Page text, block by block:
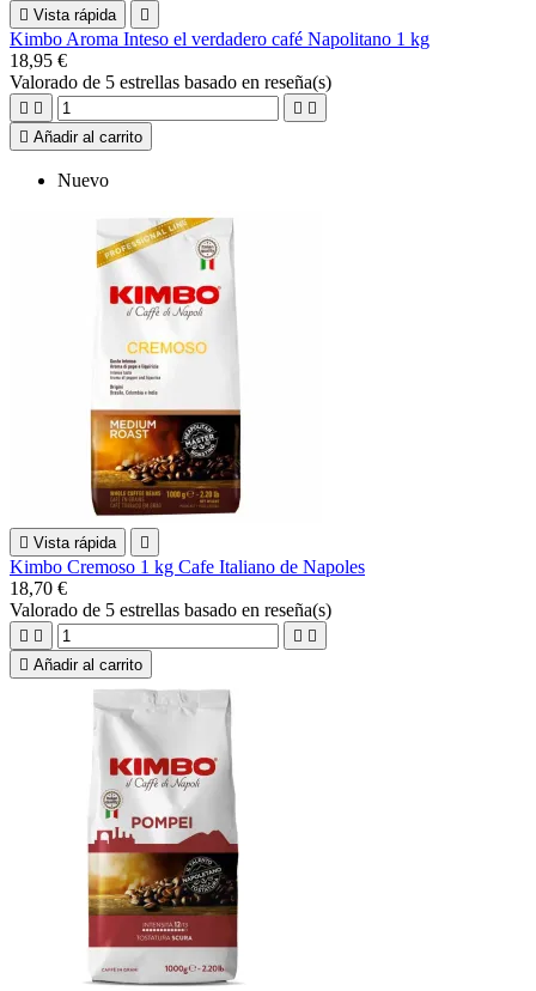
 Vista rápida 
Kimbo Aroma Inteso el verdadero café Napolitano 1 kg
18,95 €
Valorado de 5 estrellas basado en reseña(s)
   
 Añadir al carrito
Nuevo
 Vista rápida 
Kimbo Cremoso 1 kg Cafe Italiano de Napoles
18,70 €
Valorado de 5 estrellas basado en reseña(s)
   
 Añadir al carrito